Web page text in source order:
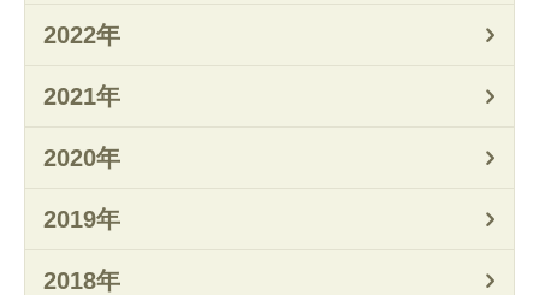
2022年
2021年
2020年
2019年
2018年